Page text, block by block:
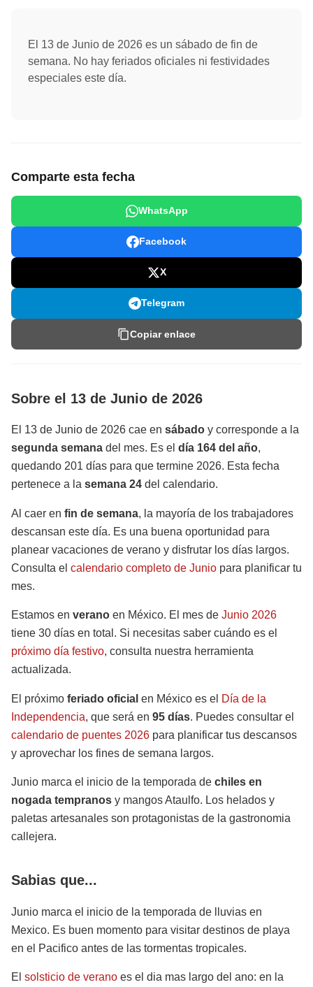
El 13 de Junio de 2026 es un sábado de fin de
semana. No hay feriados oficiales ni festividades
especiales este día.
Comparte esta fecha
WhatsApp
Facebook
X
Telegram
Copiar enlace
Sobre el 13 de Junio de 2026
El 13 de Junio de 2026 cae en sábado y corresponde a la
segunda semana del mes. Es el día 164 del año,
quedando 201 días para que termine 2026. Esta fecha
pertenece a la semana 24 del calendario.
Al caer en fin de semana, la mayoría de los trabajadores
descansan este día. Es una buena oportunidad para
planear vacaciones de verano y disfrutar los días largos.
Consulta el calendario completo de Junio para planificar tu
mes.
Estamos en verano en México. El mes de Junio 2026
tiene 30 días en total. Si necesitas saber cuándo es el
próximo día festivo, consulta nuestra herramienta
actualizada.
El próximo feriado oficial en México es el Día de la
Independencia, que será en 95 días. Puedes consultar el
calendario de puentes 2026 para planificar tus descansos
y aprovechar los fines de semana largos.
Junio marca el inicio de la temporada de chiles en
nogada tempranos y mangos Ataulfo. Los helados y
paletas artesanales son protagonistas de la gastronomia
callejera.
Sabias que...
Junio marca el inicio de la temporada de lluvias en
Mexico. Es buen momento para visitar destinos de playa
en el Pacifico antes de las tormentas tropicales.
El solsticio de verano es el dia mas largo del ano: en la